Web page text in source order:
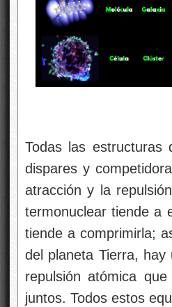
Todas las estructuras
dispares y
atracción y la
termonuclear tiende a
tiende a comprimirla;
del planeta Tierra,
repulsión atómica
juntos. Todos estos